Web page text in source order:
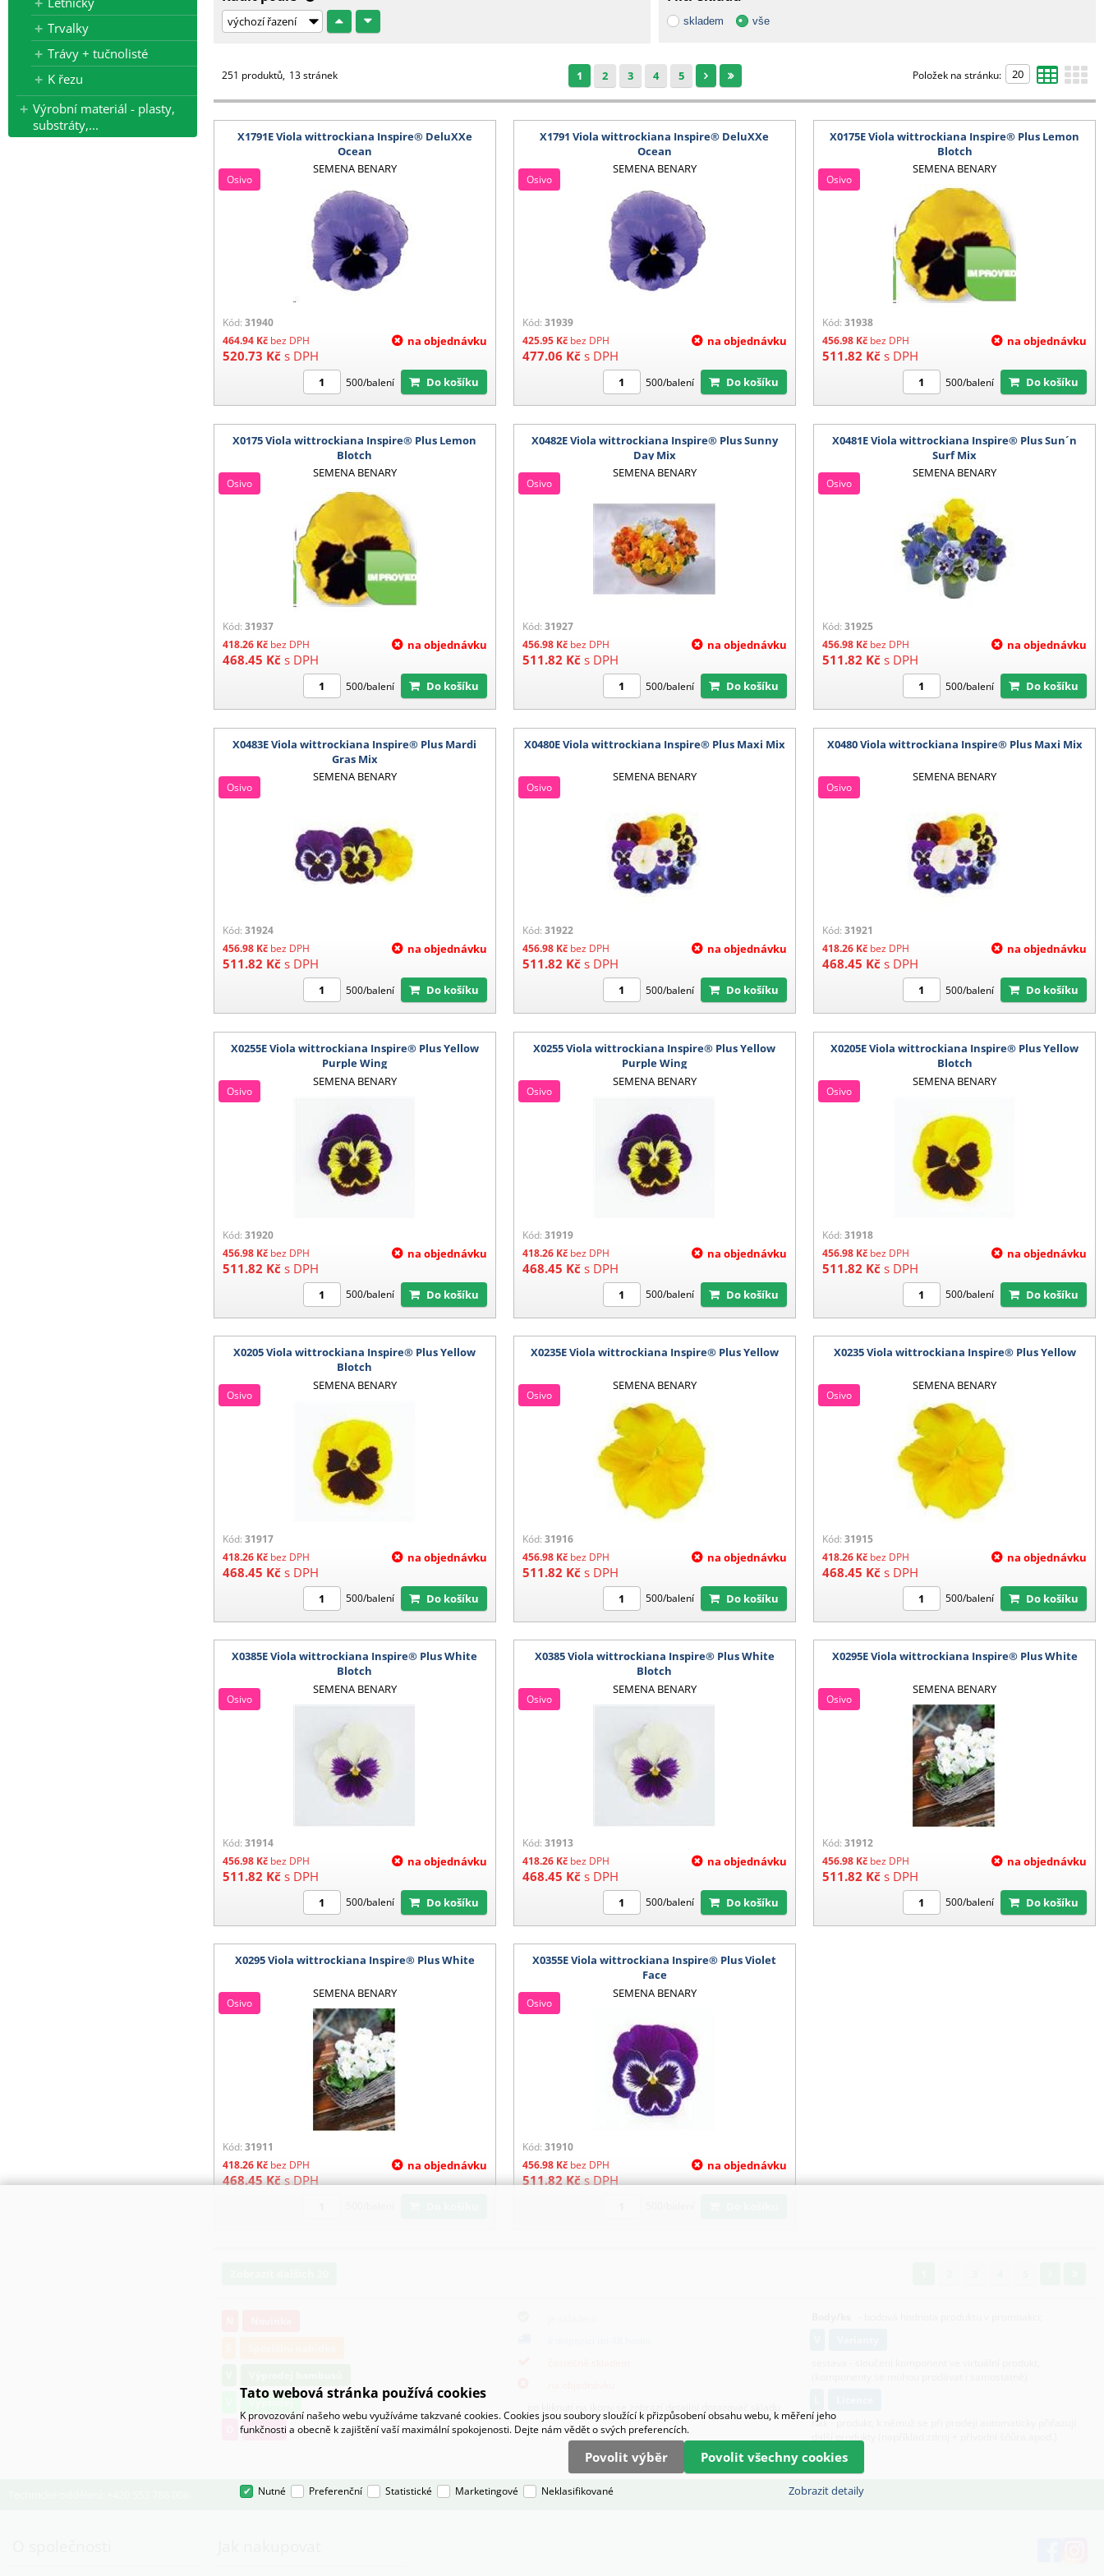
Trvalky
Trávy + tučnolisté
K řezu
Výrobní materiál - plasty,
substráty,...
skladem vše
251 produktů 13 stránek 1 2 3 4 5 Položek na stránku:
X1791E Viola wittrockiana Inspire® DeluXXe
Ocean
SEMENA BENARY
Kód: 31940
464.94 Kč bez DPH
520.73 Kč s DPH
Osivo
na objednávku
500/balení Do košíku
X1791 Viola wittrockiana Inspire® DeluXXe
Ocean
SEMENA BENARY
Kód:31939
425.95 Kč bez DPH
477.06 Kč s DPH
Osivo
na objednávku
500/balení Do košíku
X0175E Viola wittrockiana Inspire® Plus Lemon
Blotch
SEMENA BENARY
Kód:31938
456.98 Kč bez DPH
511.82 Kč s DPH
Osivo
na objednávku
500/balení Do košíku
X0175 Viola wittrockiana Inspire® Plus Lemon
Blotch
SEMENA BENARY
Kód: 31937
418.26 Kč bez DPH
468.45 Kč s DPH
Osivo
na objednávku
500/balení Do košíku
X0482E Viola wittrockiana Inspire® Plus Sunny
Day Mix
SEMENA BENARY
Kód:31927
456.98 Kč bez DPH
511.82 Kč s DPH
Osivo
na objednávku
500/balení Do košíku
X0481E Viola wittrockiana Inspire® Plus Sun´n
Surf Mix
SEMENA BENARY
Kód:31925
456.98 Kč bez DPH
511.82 Kč s DPH
Osivo
na objednávku
500/balení Do košíku
X0483E Viola wittrockiana Inspire® Plus Mardi
Gras Mix
SEMENA BENARY
Kód: 31924
456.98 Kč bez DPH
511.82 Kč s DPH
Osivo
na objednávku
500/balení Do košíku
X0480E Viola wittrockiana Inspire® Plus Maxi Mix
SEMENA BENARY
Kód:31922
456.98 Kč bez DPH
511.82 Kč s DPH
Osivo
na objednávku
500/balení Do košíku
X0480 Viola wittrockiana Inspire® Plus Maxi Mix
SEMENA BENARY
Kód:31921
418.26 Kč bez DPH
468.45 Kč s DPH
Osivo
na objednávku
500/balení Do košíku
X0255E Viola wittrockiana Inspire® Plus Yellow
Purple Wing
SEMENA BENARY
Kód: 31920
456.98 Kč bez DPH
511.82 Kč s DPH
Osivo
na objednávku
500/balení Do košíku
X0255 Viola wittrockiana Inspire® Plus Yellow
Purple Wing
SEMENA BENARY
Kód:31919
418.26 Kč bez DPH
468.45 Kč s DPH
Osivo
na objednávku
500/balení Do košíku
X0205E Viola wittrockiana Inspire® Plus Yellow
Blotch
SEMENA BENARY
Kód:31918
456.98 Kč bez DPH
511.82 Kč s DPH
Osivo
na objednávku
500/balení Do košíku
X0205 Viola wittrockiana Inspire® Plus Yellow
Blotch
SEMENA BENARY
Kód: 31917
418.26 Kč bez DPH
468.45 Kč s DPH
Osivo
na objednávku
500/balení Do košíku
X0235E Viola wittrockiana Inspire® Plus Yellow
SEMENA BENARY
Kód:31916
456.98 Kč bez DPH
511.82 Kč s DPH
Osivo
na objednávku
500/balení Do košíku
X0235 Viola wittrockiana Inspire® Plus Yellow
SEMENA BENARY
Kód:31915
418.26 Kč bez DPH
468.45 Kč s DPH
Osivo
na objednávku
500/balení Do košíku
X0385E Viola wittrockiana Inspire® Plus White
Blotch
SEMENA BENARY
Kód: 31914
456.98 Kč bez DPH
511.82 Kč s DPH
Osivo
na objednávku
500/balení Do košíku
X0385 Viola wittrockiana Inspire® Plus White
Blotch
SEMENA BENARY
Kód:31913
418.26 Kč bez DPH
468.45 Kč s DPH
Osivo
na objednávku
500/balení Do košíku
X0295E Viola wittrockiana Inspire® Plus White
SEMENA BENARY
Kód:31912
456.98 Kč bez DPH
511.82 Kč s DPH
Osivo
na objednávku
500/balení Do košíku
X0295 Viola wittrockiana Inspire® Plus White
SEMENA BENARY
Kód: 31911
418.26 Kč bez DPH
468.45Kč s DPH
Osivo
na objednávku
X0355E Viola wittrockiana Inspire® Plus Violet
Face
SEMENA BENARY
Kód:31910
456.98 Kč bez DPH
511.82Kč s DPH
Osivo
na objednávku
Výprodej
Osivo
po kliknutí na ikony se zobrazí detailní dotazovač skladu
hák - produkt, k němuž se při prodeji automaticky přiřazují
další produkty (například zdroj + přívodní šňůra apod.)
Tato webová stránka používá cookies
K provozování našeho webu využíváme takzvané cookies. Cookies jsou soubory sloužící k přizpůsobení obsahu webu, k měření jeho
funkčnosti a obecně k zajištění vaší maximální spokojenosti. Dejte nám vědět o svých preferencích.
Povolit výběr Povolit všechny cookies
Nutné Preferenční Statistické Marketingové Neklasifikované Zobrazit detaily